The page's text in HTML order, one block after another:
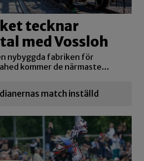
tecknar
med Vossloh
nybyggda fabriken för
kommer de närmaste…
match inställd